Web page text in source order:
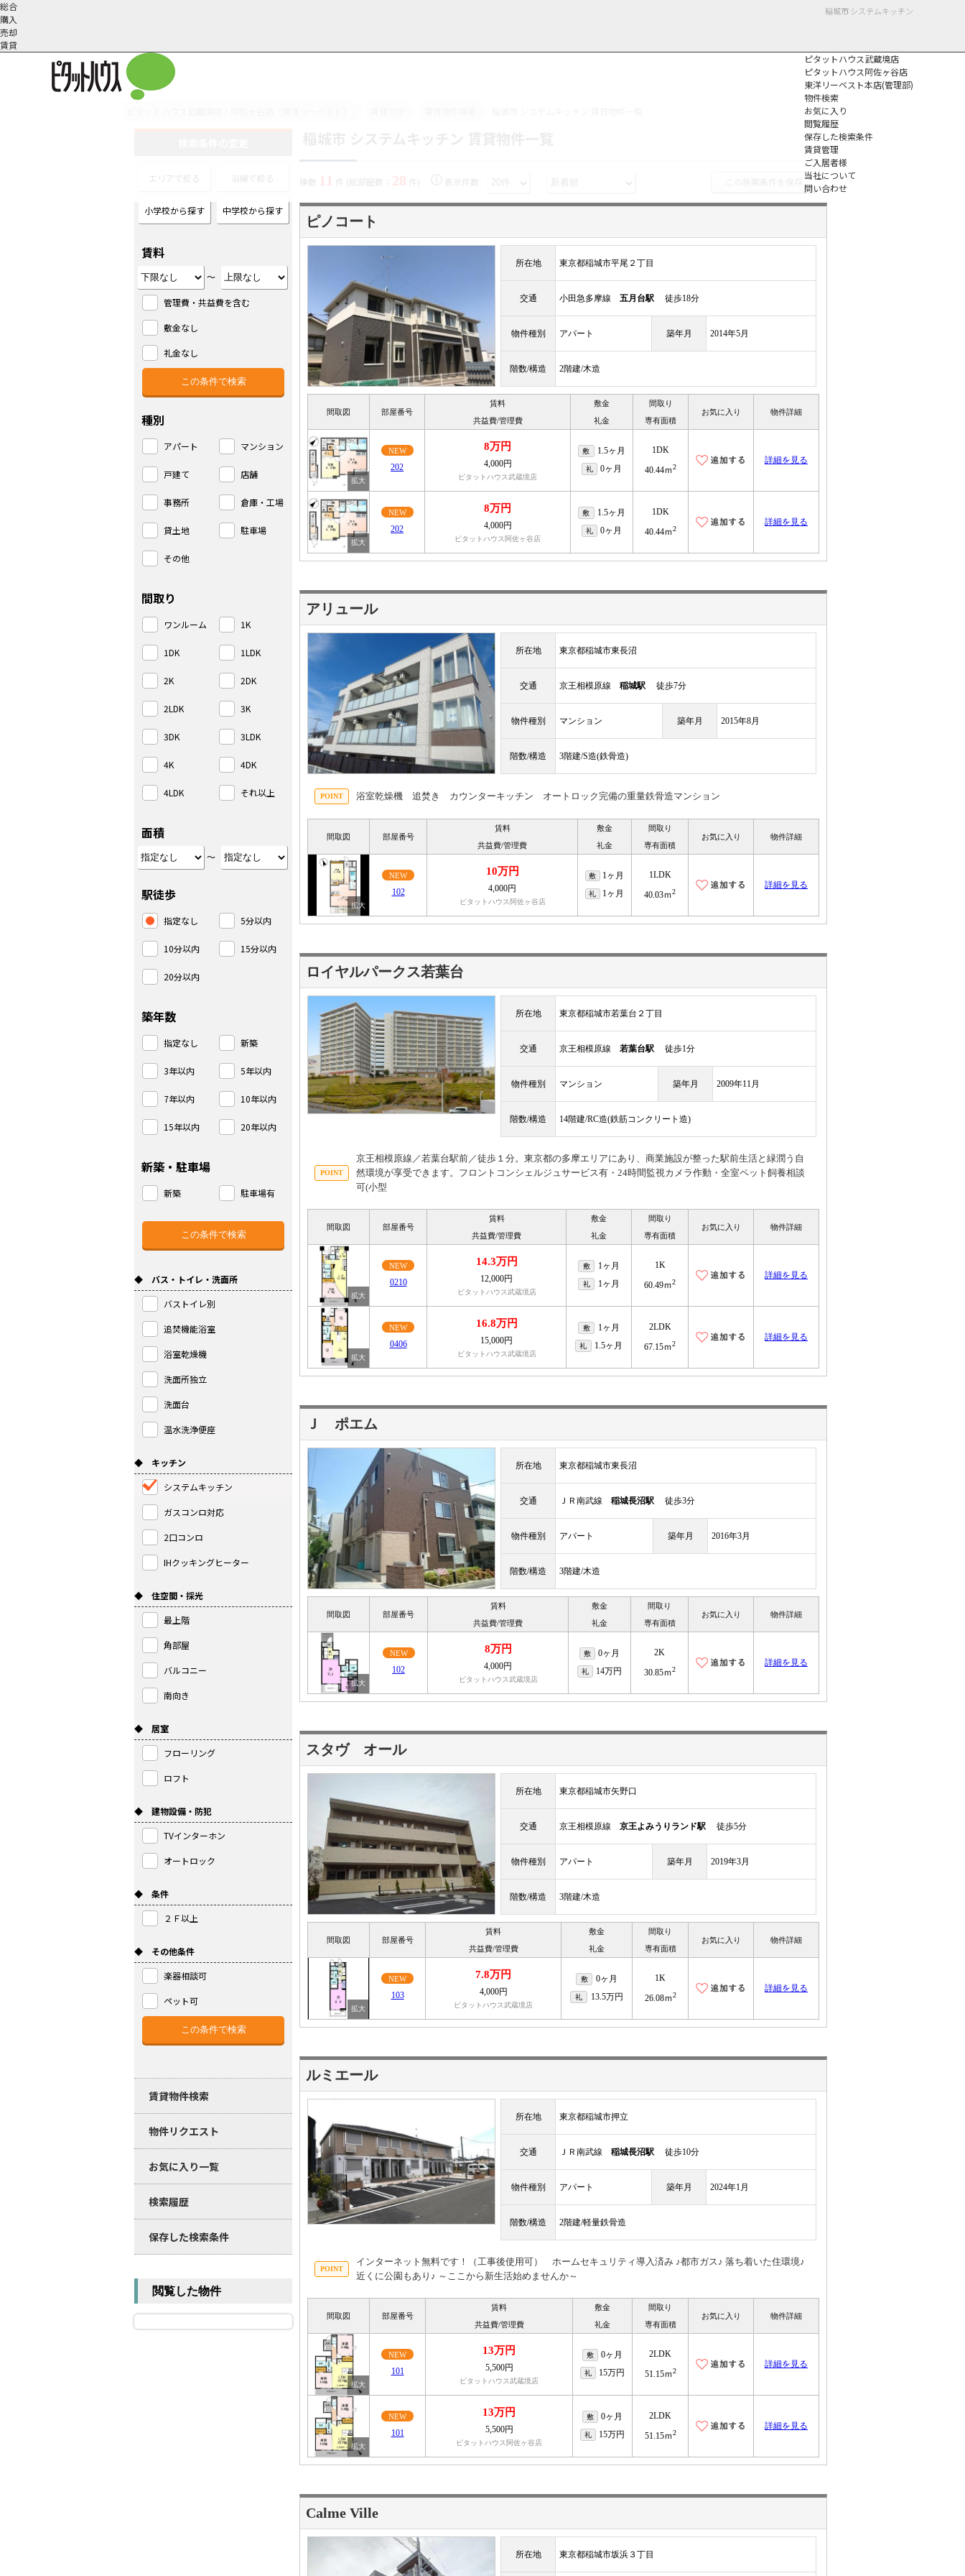
稲城市 システムキッチン
総合
購入
売却
賃貸
ピタットハウス武蔵境店
ピタットハウス阿佐ヶ谷店
東洋リーベスト本店(管理部)
物件検索
お気に入り
閲覧履歴
保存した検索条件
賃貸管理
ご入居者様
当社について
問い合わせ
棟数 11 件 (総部屋数： 28 件) 表示件数
ピノコート
所在地 東京都稲城市平尾２丁目
交通 小田急多摩線 五月台駅 徒歩18分
物件種別 アパート 築年月 2014年5月
階数/構造 2階建/木造
間取図 部屋番号
賃料
共益費/管理費
敷金
礼金
間取り
専有面積
お気に入り 物件詳細
NEW
202
8万円
4,000円
ピタットハウス武蔵境店
敷 1.5ヶ月
礼 0ヶ月
1DK
40.44ｍ2
詳細を見る
NEW
202
8万円
4,000円
ピタットハウス阿佐ヶ谷店
敷 1.5ヶ月
礼 0ヶ月
1DK
40.44ｍ2
詳細を見る
アリュール
所在地 東京都稲城市東長沼
交通 京王相模原線 稲城駅 徒歩7分
物件種別 マンション 築年月 2015年8月
階数/構造 3階建/S造(鉄骨造)
浴室乾燥機 追焚き カウンターキッチン オートロック完備の重量鉄骨造マンション
間取図 部屋番号
賃料
共益費/管理費
敷金
礼金
間取り
専有面積
お気に入り 物件詳細
NEW
102
10万円
4,000円
ピタットハウス阿佐ヶ谷店
敷 1ヶ月
礼 1ヶ月
1LDK
40.03ｍ2
詳細を見る
ロイヤルパークス若葉台
所在地 東京都稲城市若葉台２丁目
交通 京王相模原線 若葉台駅 徒歩1分
物件種別 マンション 築年月 2009年11月
階数/構造 14階建/RC造(鉄筋コンクリート造)
京王相模原線／若葉台駅前／徒歩１分。東京都の多摩エリアにあり、商業施設が整った駅前生活と緑潤う自
然環境が享受できます。フロントコンシェルジュサービス有・24時間監視カメラ作動・全室ペット飼養相談
可(小型
間取図 部屋番号
賃料
共益費/管理費
敷金
礼金
間取り
専有面積
お気に入り 物件詳細
NEW
0210
14.3万円
12,000円
ピタットハウス武蔵境店
敷 1ヶ月
礼 1ヶ月
1K
60.49ｍ2
詳細を見る
NEW
0406
16.8万円
15,000円
ピタットハウス武蔵境店
敷 1ヶ月
礼 1.5ヶ月
2LDK
67.15ｍ2
詳細を見る
Ｊ ポエム
所在地 東京都稲城市東長沼
交通 ＪＲ南武線 稲城長沼駅 徒歩3分
物件種別 アパート 築年月 2016年3月
階数/構造 3階建/木造
間取図 部屋番号
賃料
共益費/管理費
敷金
礼金
間取り
専有面積
お気に入り 物件詳細
NEW
102
8万円
4,000円
ピタットハウス武蔵境店
敷 0ヶ月
礼 14万円
2K
30.85ｍ2
詳細を見る
スタヴ オール
所在地 東京都稲城市矢野口
交通 京王相模原線 京王よみうりランド駅 徒歩5分
物件種別 アパート 築年月 2019年3月
階数/構造 3階建/木造
間取図 部屋番号
賃料
共益費/管理費
敷金
礼金
間取り
専有面積
お気に入り 物件詳細
NEW
103
7.8万円
4,000円
ピタットハウス武蔵境店
敷 0ヶ月
礼 13.5万円
1K
26.08ｍ2
詳細を見る
ルミエール
所在地 東京都稲城市押立
交通 ＪＲ南武線 稲城長沼駅 徒歩10分
物件種別 アパート 築年月 2024年1月
階数/構造 2階建/軽量鉄骨造
インターネット無料です！（工事後使用可） ホームセキュリティ導入済み ♪都市ガス♪ 落ち着いた住環境♪
近くに公園もあり♪ ～ここから新生活始めませんか～
間取図 部屋番号
賃料
共益費/管理費
敷金
礼金
間取り
専有面積
お気に入り 物件詳細
NEW
101
13万円
5,500円
ピタットハウス武蔵境店
敷 0ヶ月
礼 15万円
2LDK
51.15ｍ2
詳細を見る
NEW
101
13万円
5,500円
ピタットハウス阿佐ヶ谷店
敷 0ヶ月
礼 15万円
2LDK
51.15ｍ2
詳細を見る
Calme Ville
所在地 東京都稲城市坂浜３丁目
エリアで絞る 沿線で絞る
小学校から探す 中学校から探す
賃料
～
管理費・共益費を含む
敷金なし
礼金なし
種別
アパート マンション
戸建て 店舗
事務所 倉庫・工場
貸土地 駐車場
その他
間取り
ワンルーム 1K
1DK 1LDK
2K 2DK
2LDK 3K
3DK 3LDK
4K 4DK
4LDK それ以上
面積
～
駅徒歩
指定なし 5分以内
10分以内 15分以内
20分以内
築年数
指定なし 新築
3年以内 5年以内
7年以内 10年以内
15年以内 20年以内
新築・駐車場
新築 駐車場有
◆ バス・トイレ・洗面所
バストイレ別
追焚機能浴室
浴室乾燥機
洗面所独立
洗面台
温水洗浄便座
◆ キッチン
システムキッチン
ガスコンロ対応
2口コンロ
IHクッキングヒーター
◆ 住空間・採光
最上階
角部屋
バルコニー
南向き
◆ 居室
フローリング
ロフト
◆ 建物設備・防犯
TVインターホン
オートロック
◆ 条件
２Ｆ以上
◆ その他条件
楽器相談可
ペット可
賃貸物件検索
物件リクエスト
お気に入り一覧
検索履歴
保存した検索条件
閲覧した物件